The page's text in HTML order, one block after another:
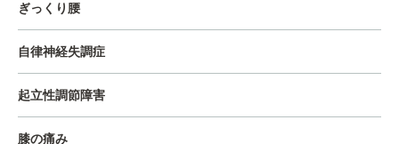
ぎっくり腰
自律神経失調症
起立性調節障害
膝の痛み